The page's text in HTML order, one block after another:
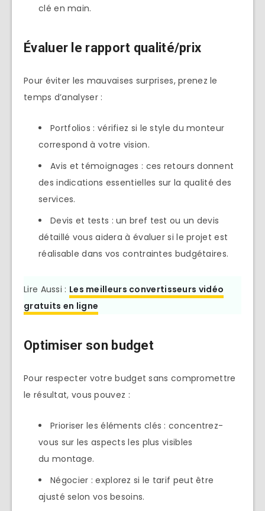
clé en main.
Évaluer le rapport qualité/prix
Pour éviter les mauvaises surprises, prenez le
temps d’analyser :
Portfolios : vérifiez si le style du monteur
correspond à votre vision.
Avis et témoignages : ces retours donnent
des indications essentielles sur la qualité des
services.
Devis et tests : un bref test ou un devis
détaillé vous aidera à évaluer si le projet est
réalisable dans vos contraintes budgétaires.
Lire Aussi : Les meilleurs convertisseurs vidéo
gratuits en ligne
Optimiser son budget
Pour respecter votre budget sans compromettre
le résultat, vous pouvez :
Prioriser les éléments clés : concentrez-
vous sur les aspects les plus visibles
du montage.
Négocier : explorez si le tarif peut être
ajusté selon vos besoins.